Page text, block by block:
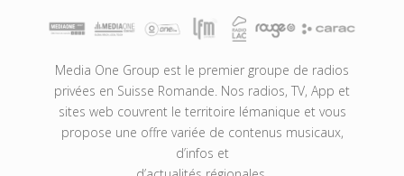
Media One Group est le premier groupe de radios
privées en Suisse Romande. Nos radios, TV, App et
sites web couvrent le territoire lémanique et vous
propose une offre variée de contenus musicaux,
d’infos et